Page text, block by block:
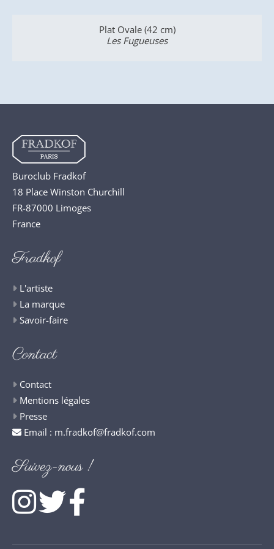
Plat Ovale (42 cm)
Buroclub Fradkof
18 Place Winston Churchill
FR-87000 Limoges
France
Fradkof
L'artiste
La marque
Savoir-faire
Contact
Contact
Mentions légales
Presse
Email : m.fradkof@fradkof.com
Suivez-nous !